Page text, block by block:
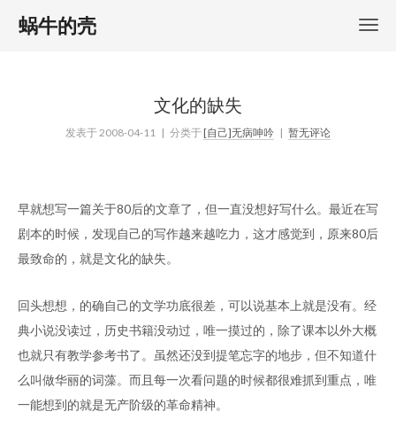
蜗牛的壳
文化的缺失
发表于2008-04-11 | 分类于[自己]无病呻吟 | 暂无评论
早就想写一篇关于80后的文章了，但一直没想好写什么。最近在写
剧本的时候，发现自己的写作越来越吃力，这才感觉到，原来80后
最致命的，就是文化的缺失。
回头想想，的确自己的文学功底很差，可以说基本上就是没有。经
典小说没读过，历史书籍没动过，唯一摸过的，除了课本以外大概
也就只有教学参考书了。虽然还没到提笔忘字的地步，但不知道什
么叫做华丽的词藻。而且每一次看问题的时候都很难抓到重点，唯
一能想到的就是无产阶级的革命精神。